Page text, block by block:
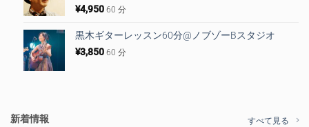
¥4,950 60 分
黒木ギターレッスン60分@ノブゾーBスタジオ
¥3,850 60 分
新着情報 すべて見る